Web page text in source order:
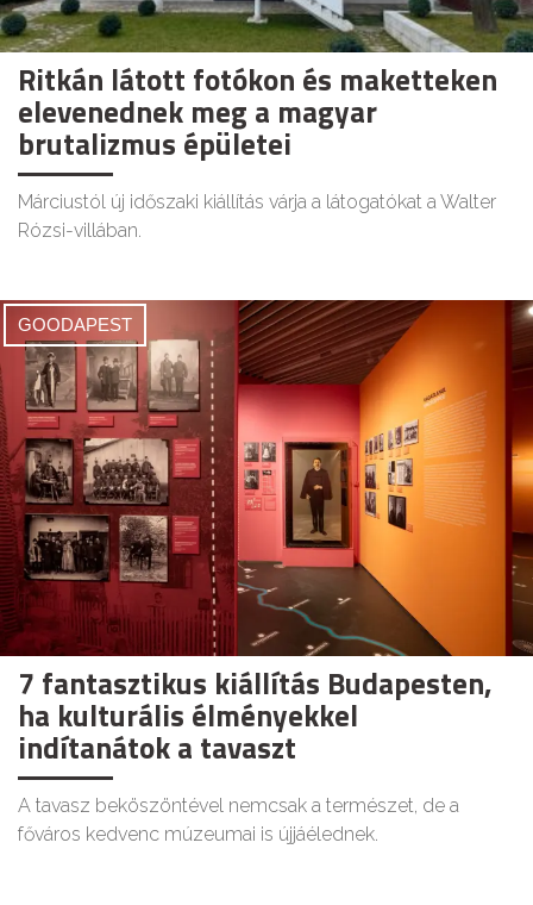
Ritkán látott fotókon és maketteken
elevenednek meg a magyar
brutalizmus épületei
Márciustól új időszaki kiállítás várja a látogatókat a Walter
Rózsi-villában.
GOODAPEST
7 fantasztikus kiállítás Budapesten,
ha kulturális élményekkel
indítanátok a tavaszt
A tavasz beköszöntével nemcsak a természet, de a
főváros kedvenc múzeumai is újjáélednek.